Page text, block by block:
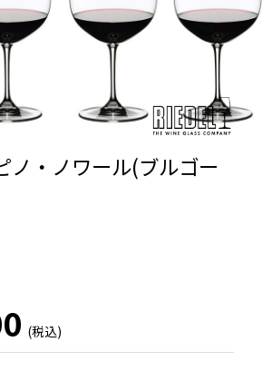
ノ・ノワール(ブルゴー